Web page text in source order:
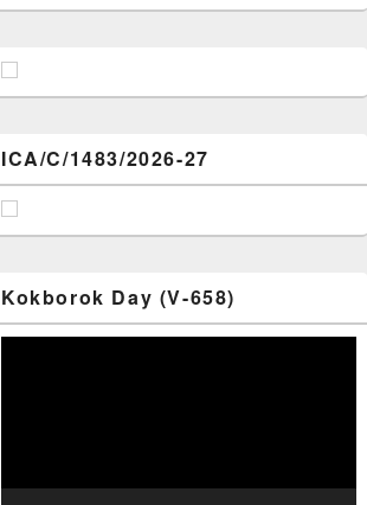
ICA/C/1483/2026-27
Kokborok Day (V-658)